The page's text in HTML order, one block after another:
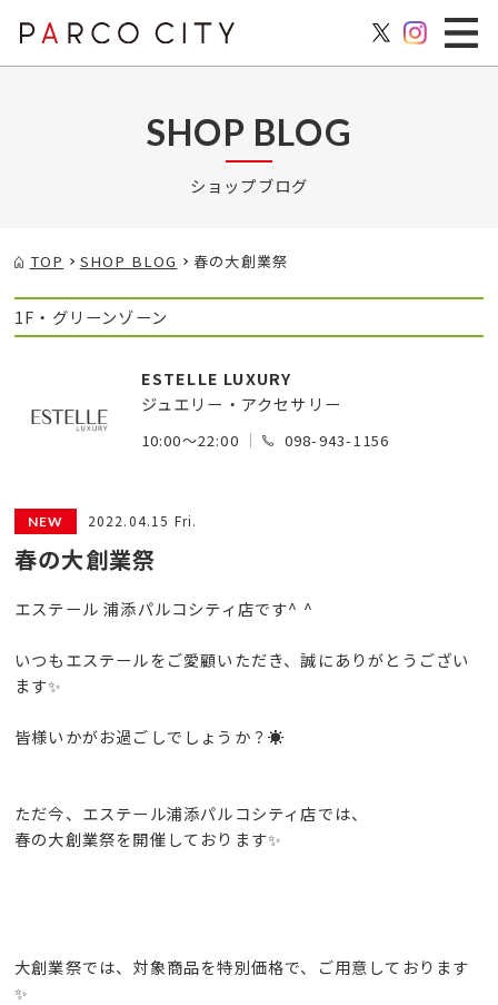
SHOP BLOG
ショップブログ
TOP SHOP BLOG 春の大創業祭
1F・グリーンゾーン
ESTELLE LUXURY
ジュエリー・アクセサリー
10:00～22:00 098-943-1156
2022.04.15 Fri.
春の大創業祭
エステール 浦添パルコシティ店です^ ^
いつもエステールをご愛顧いただき、誠にありがとうござい
ます✨
皆様いかがお過ごしでしょうか？☀️
ただ今、エステール浦添パルコシティ店では、
春の大創業祭を開催しております✨
大創業祭では、対象商品を特別価格で、ご用意しております
✨